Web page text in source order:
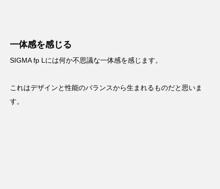
一体感を感じる
SIGMA fp Lには何か不思議な一体感を感じます。
これはデザインと性能のバランスから生まれるものだと思いま
す。